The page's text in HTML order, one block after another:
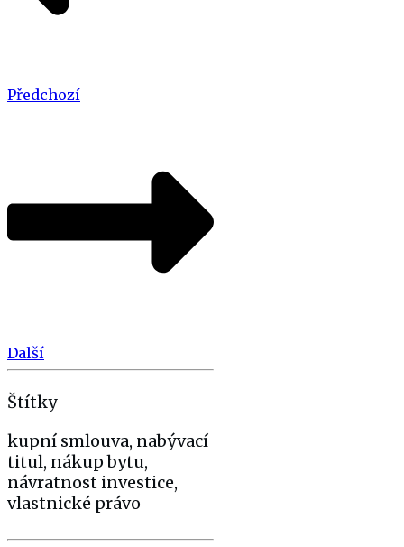
Předchozí
Další
Štítky
kupní smlouva, nabývací
titul, nákup bytu,
návratnost investice,
vlastnické právo